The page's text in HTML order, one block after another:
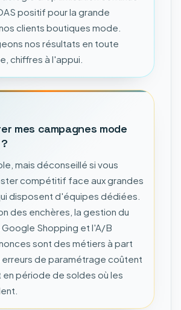
positif pour la grande
clients boutiques mode.
nos résultats en toute
chiffres à l'appui.
mes campagnes mode
mais déconseillé si vous
compétitif face aux grandes
disposent d'équipes dédiées.
des enchères, la gestion du
Shopping et l'A/B
sont des métiers à part
de paramétrage coûtent
en période de soldes où les